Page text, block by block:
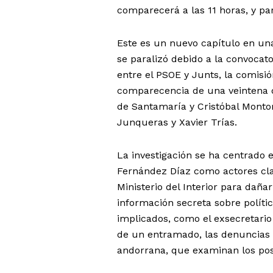
comparecerá a las 11 horas, y
Este es un nuevo capítulo en
se paralizó debido a la
entre el PSOE y Junts, la
comparecencia de una veintena
de Santamaría y Cristóbal
Junqueras y Xavier Trías.
La investigación se ha centrado
Fernández Díaz como actores
Ministerio del Interior para
información secreta sobre
implicados, como el
de un entramado, las
andorrana, que examinan los